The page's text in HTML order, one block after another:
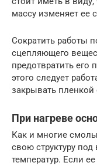
массу изменяет ее
Сократить работы
сцепляющего
предотвратить его
этого следует
закрывать
При нагреве
Как и многие
свою структуру
температур. Если